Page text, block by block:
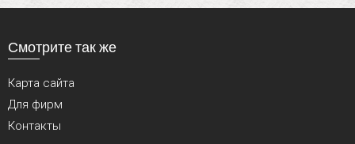
Смотрите так же
Карта сайта
Для фирм
Контакты